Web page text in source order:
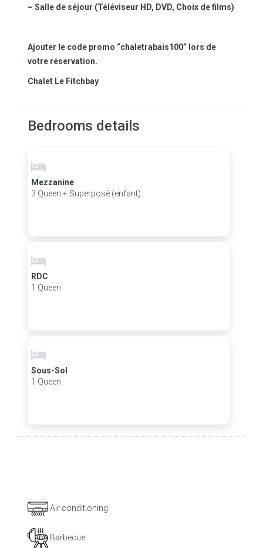
– Salle de séjour (Téléviseur HD, DVD, Choix de films)
Ajouter le code promo “chaletrabais100” lors de
votre réservation.
Chalet Le Fitchbay
Bedrooms details
Mezzanine
3 Queen + Superposé (enfant)
RDC
1 Queen
Sous-Sol
1 Queen
Air conditioning
Barbecue